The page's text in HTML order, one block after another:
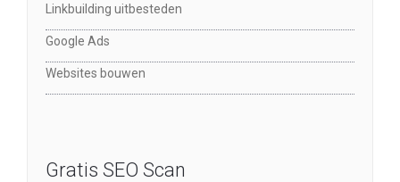
Linkbuilding uitbesteden
Google Ads
Websites bouwen
Gratis SEO Scan